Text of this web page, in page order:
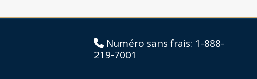
Numéro sans frais: 1-888-
219-7001